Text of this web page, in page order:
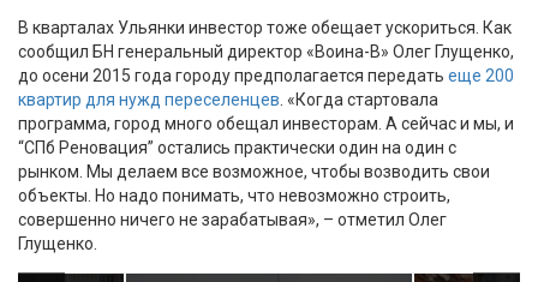
В кварталах Ульянки инвестор тоже обещает ускориться. Как
сообщил БН генеральный директор «Воина-В» Олег Глущенко,
до осени 2015 года городу предполагается передать еще 200
квартир для нужд переселенцев . «Когда стартовала
программа, город много обещал инвесторам. А сейчас и мы, и
“СПб Реновация” остались практически один на один с
рынком. Мы делаем все возможное, чтобы возводить свои
объекты. Но надо понимать, что невозможно строить,
совершенно ничего не зарабатывая», – отметил Олег
Глущенко.